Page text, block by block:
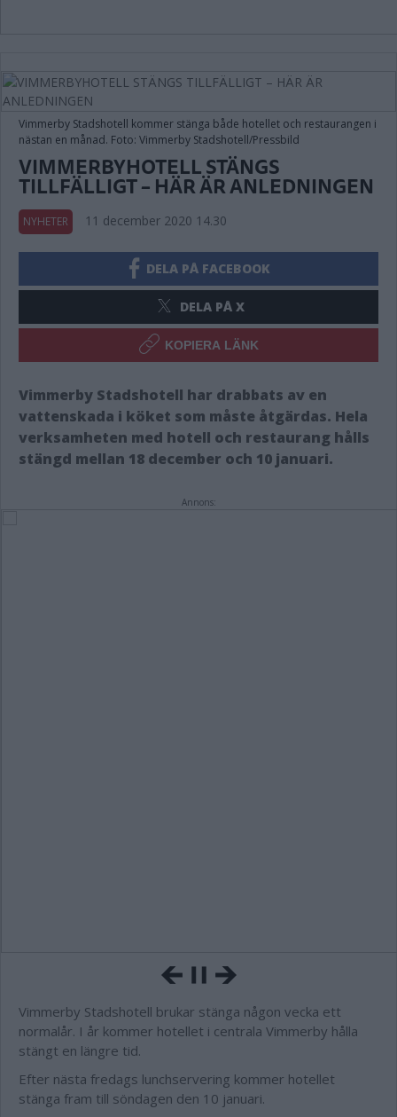
Vimmerby Stadshotell kommer stänga både hotellet och restaurangen i
nästan en månad. Foto: Vimmerby Stadshotell/Pressbild
VIMMERBYHOTELL STÄNGS
TILLFÄLLIGT – HÄR ÄR ANLEDNINGEN
NYHETER 11 december 2020 14.30
DELA PÅ FACEBOOK
DELA PÅ X
KOPIERA LÄNK
Vimmerby Stadshotell har drabbats av en
vattenskada i köket som måste åtgärdas. Hela
verksamheten med hotell och restaurang hålls
stängd mellan 18 december och 10 januari.
Annons:
Vimmerby Stadshotell brukar stänga någon vecka ett
normalår. I år kommer hotellet i centrala Vimmerby hålla
stängt en längre tid.
Efter nästa fredags lunchservering kommer hotellet
stänga fram till söndagen den 10 januari.